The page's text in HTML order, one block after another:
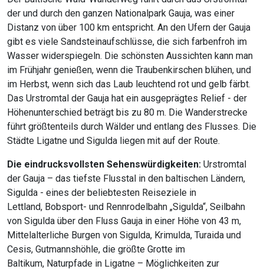
der und durch den ganzen Nationalpark Gauja, was einer
Distanz von über 100 km entspricht. An den Ufern der Gauja
gibt es viele Sandsteinaufschlüsse, die sich farbenfroh im
Wasser widerspiegeln. Die schönsten Aussichten kann man
im Frühjahr genießen, wenn die Traubenkirschen blühen, und
im Herbst, wenn sich das Laub leuchtend rot und gelb färbt.
Das Urstromtal der Gauja hat ein ausgeprägtes Relief - der
Höhenunterschied beträgt bis zu 80 m. Die Wanderstrecke
führt größtenteils durch Wälder und entlang des Flusses. Die
Städte Ligatne und Sigulda liegen mit auf der Route.
Die eindrucksvollsten Sehenswürdigkeiten: Urstromtal
der Gauja – das tiefste Flusstal in den baltischen Ländern,
Sigulda - eines der beliebtesten Reiseziele in
Lettland, Bobsport- und Rennrodelbahn „Sigulda“, Seilbahn
von Sigulda über den Fluss Gauja in einer Höhe von 43 m,
Mittelalterliche Burgen von Sigulda, Krimulda, Turaida und
Cesis, Gutmannshöhle, die größte Grotte im
Baltikum, Naturpfade in Ligatne – Möglichkeiten zur